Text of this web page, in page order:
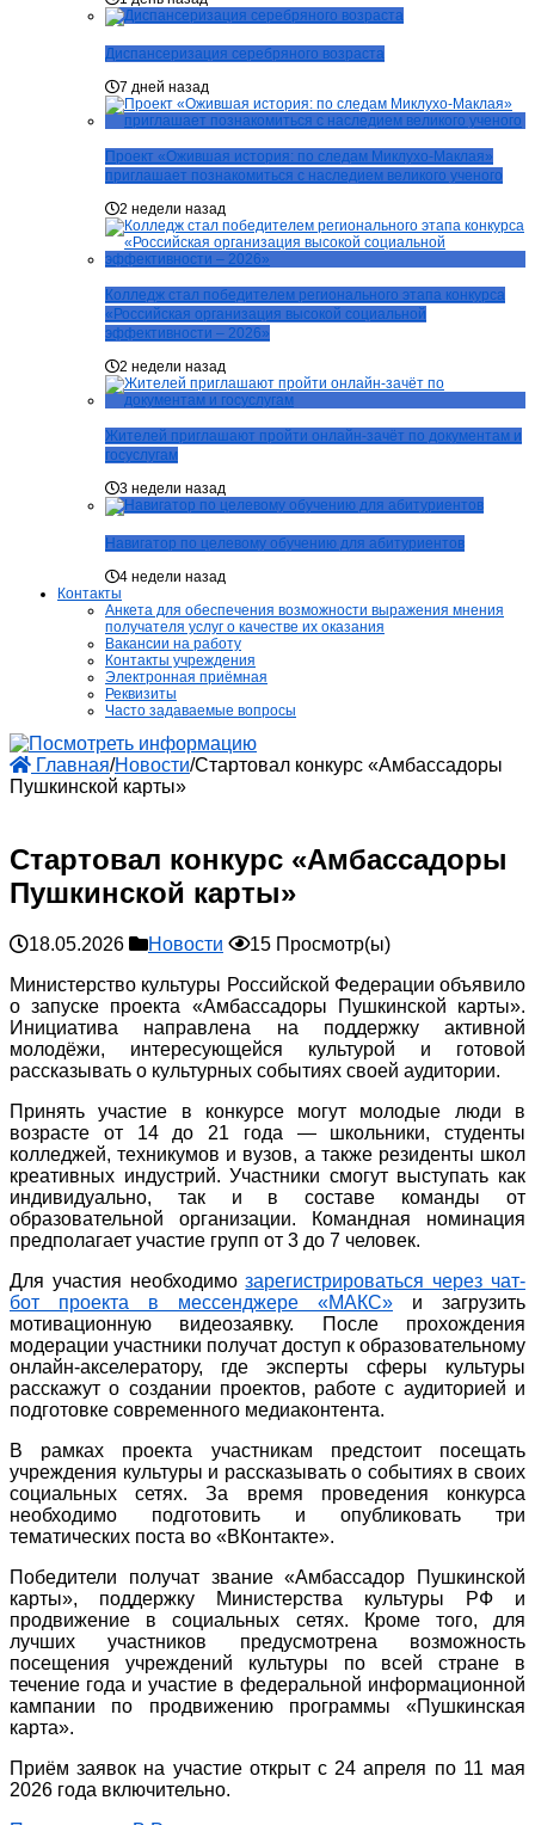
Диспансеризация серебряного возраста
7 дней назад
Проект «Ожившая история: по следам Миклухо-Маклая»
приглашает познакомиться с наследием великого ученого
2 недели назад
Колледж стал победителем регионального этапа конкурса
«Российская организация высокой социальной
эффективности – 2026»
2 недели назад
Жителей приглашают пройти онлайн-зачёт по документам и
госуслугам
3 недели назад
Навигатор по целевому обучению для абитуриентов
4 недели назад
Контакты
Анкета для обеспечения возможности выражения мнения
получателя услуг о качестве их оказания
Вакансии на работу
Контакты учреждения
Электронная приёмная
Реквизиты
Часто задаваемые вопросы
Главная/Новости/Стартовал конкурс «Амбассадоры
Пушкинской карты»
Стартовал конкурс «Амбассадоры
Пушкинской карты»
18.05.2026 Новости
15 Просмотр(ы)
Министерство культуры Российской Федерации объявило
о запуске проекта «Амбассадоры Пушкинской карты».
Инициатива направлена на поддержку активной
молодёжи, интересующейся культурой и готовой
рассказывать о культурных событиях своей аудитории.
Принять участие в конкурсе могут молодые люди в
возрасте от 14 до 21 года — школьники, студенты
колледжей, техникумов и вузов, а также резиденты школ
креативных индустрий. Участники смогут выступать как
индивидуально, так и в составе команды от
образовательной организации. Командная номинация
предполагает участие групп от 3 до 7 человек.
Для участия необходимозарегистрироваться через чат-
бот проекта в мессенджере «МАКС» и загрузить
мотивационную видеозаявку. После прохождения
модерации участники получат доступ к образовательному
онлайн-акселератору, где эксперты сферы культуры
расскажут о создании проектов, работе с аудиторией и
подготовке современного медиаконтента.
В рамках проекта участникам предстоит посещать
учреждения культуры и рассказывать о событиях в своих
социальных сетях. За время проведения конкурса
необходимо подготовить и опубликовать три
тематических поста во «ВКонтакте».
Победители получат звание «Амбассадор Пушкинской
карты», поддержку Министерства культуры РФ и
продвижение в социальных сетях. Кроме того, для
лучших участников предусмотрена возможность
посещения учреждений культуры по всей стране в
течение года и участие в федеральной информационной
кампании по продвижению программы «Пушкинская
карта».
Приём заявок на участие открыт с 24 апреля по 11 мая
2026 года включительно.